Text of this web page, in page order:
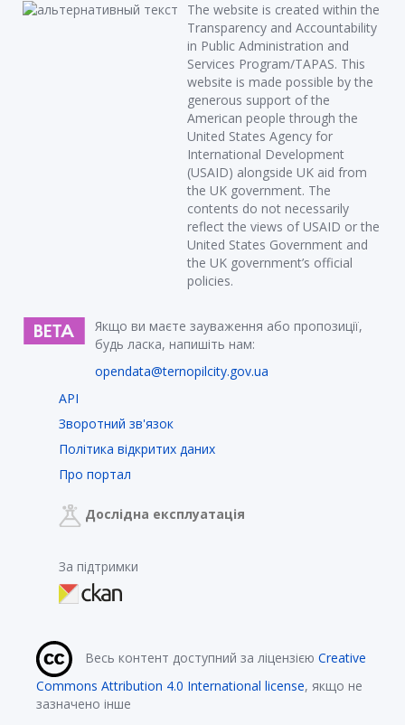
The website is created within the
Transparency and Accountability
in Public Administration and
Services Program/TAPAS. This
website is made possible by the
generous support of the
American people through the
United States Agency for
International Development
(USAID) alongside UK aid from
the UK government. The
contents do not necessarily
reflect the views of USAID or the
United States Government and
the UK government’s official
policies.
Якщо ви маєте зауваження або пропозиції,
будь ласка, напишіть нам:
opendata@ternopilcity.gov.ua
API
Зворотний зв'язок
Політика відкритих даних
Про портал
Дослідна експлуатація
За підтримки
Весь контент доступний за ліцензією Creative
Commons Attribution 4.0 International license, якщо не
зазначено інше